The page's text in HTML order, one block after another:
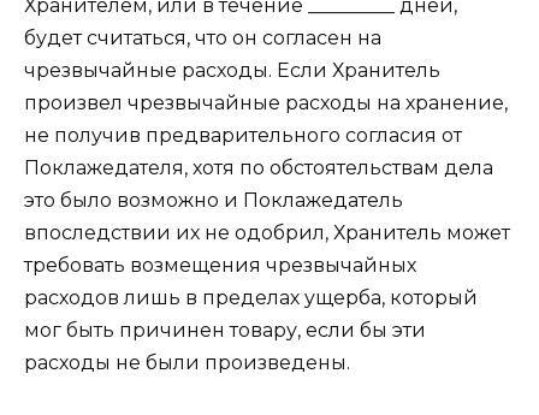
Хранителем, или в течение _________ дней,
будет считаться, что он согласен на
чрезвычайные расходы. Если Хранитель
произвел чрезвычайные расходы на хранение,
не получив предварительного согласия от
Поклажедателя, хотя по обстоятельствам дела
это было возможно и Поклажедатель
впоследствии их не одобрил, Хранитель может
требовать возмещения чрезвычайных
расходов лишь в пределах ущерба, который
мог быть причинен товару, если бы эти
расходы не были произведены.